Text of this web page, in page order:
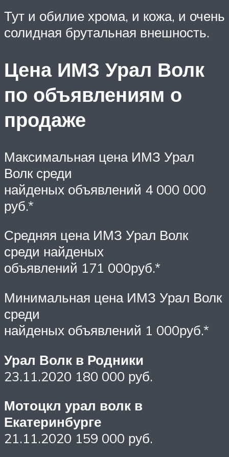
Тут и обилие хрома, и кожа, и очень
солидная брутальная внешность.
Цена ИМЗ Урал Волк
по объявлениям о
продаже
Максимальная цена ИМЗ Урал
Волк среди
найденых объявлений 4 000 000
руб.*
Средняя цена ИМЗ Урал Волк
среди найденых
объявлений 171 000руб.*
Минимальная цена ИМЗ Урал Волк
среди
найденых объявлений 1 000руб.*
Урал Волк в Родники
23.11.2020 180 000 руб.
Мотоцкл урал волк в
Екатеринбурге
21.11.2020 159 000 руб.